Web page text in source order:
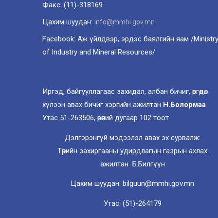
Факс: (11)-318169
Цахим шуудан: info@mmhi.gov.mn
Facebook: Аж үйлдвэр, эрдэс баялгийн яам /Ministry
of Industry and Mineral Resources/
Иргэд, байгууллагаас захидал, албан бичиг, өргөдөл
хүлээн авах бичиг хэргийн ажилтан Н.Болормаа
Утас 51-263506, өрөөний дугаар 102 тоот
Дэлгэрэнгүй мэдээлэл авах эх сурвалж:
Төрийн захиргааны удирдлагын газрын ахлах
ажилтан Б.Билгүүн
Цахим шуудан: bilguun@mmhi.gov.mn
Утас: (51)-264179